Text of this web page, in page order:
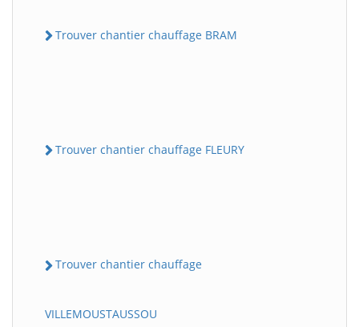
Trouver chantier chauffage BRAM
Trouver chantier chauffage FLEURY
Trouver chantier chauffage
VILLEMOUSTAUSSOU